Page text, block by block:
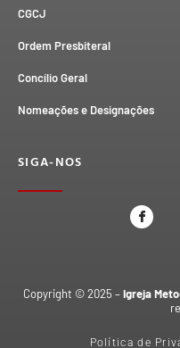
CGCJ
Ordem Presbiteral
Concílio Geral
Nomeações e Designações
SIGA-NOS
Copyright © 2025 –Igreja
Política de